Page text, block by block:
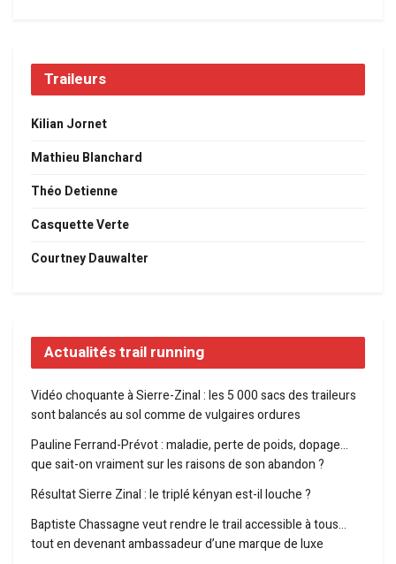
Traileurs
Kilian Jornet
Mathieu Blanchard
Théo Detienne
Casquette Verte
Courtney Dauwalter
Actualités trail running
Vidéo choquante à Sierre-Zinal : les 5 000 sacs des traileurs
sont balancés au sol comme de vulgaires ordures
Pauline Ferrand-Prévot : maladie, perte de poids, dopage…
que sait-on vraiment sur les raisons de son abandon ?
Résultat Sierre Zinal : le triplé kényan est-il louche ?
Baptiste Chassagne veut rendre le trail accessible à tous…
tout en devenant ambassadeur d’une marque de luxe